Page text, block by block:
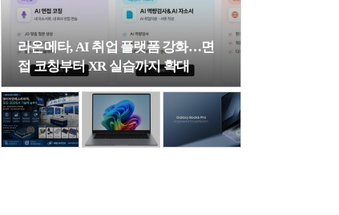
라온메타, AI 취업 플랫폼 강화…면
접 코칭부터 XR 실습까지 확대